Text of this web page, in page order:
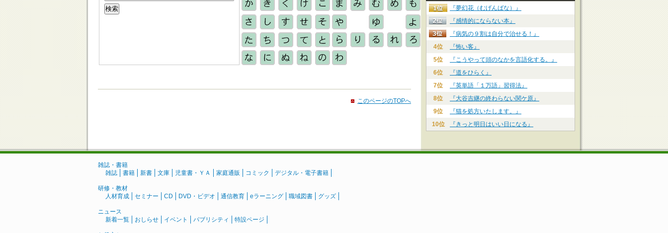
このページのTOPへ
『夢幻花（むげんばな）』
『感情的にならない本』
『病気の９割は自分で治せる！』
4位
『怖い客』
5位
『こうやって頭のなかを言語化する。』
6位
『道をひらく』
7位
『英単語「１万語」習得法』
8位
『大谷吉継の終わらない関ケ原』
9位
『猫を処方いたします。』
10位
『きっと明日はいい日になる』
雑誌・書籍
雑誌
書籍 新書 文庫 児童書・ＹＡ 家庭通販 コミック デジタル・電子書籍
研修・教材
人材育成
セミナー CD DVD・ビデオ 通信教育 eラーニング 職域図書 グッズ
ニュース
新着一覧
おしらせ イベント パブリシティ 特設ページ